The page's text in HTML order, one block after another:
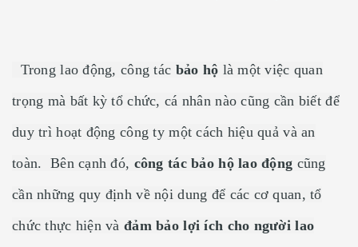
Trong lao động, công tác bảo hộ là một việc quan
trọng mà bất kỳ tổ chức, cá nhân nào cũng cần biết để
duy trì hoạt động công ty một cách hiệu quả và an
toàn. Bên cạnh đó, công tác bảo hộ lao động cũng
cần những quy định về nội dung để các cơ quan, tổ
chức thực hiện vàđảm bảo lợi ích cho người lao